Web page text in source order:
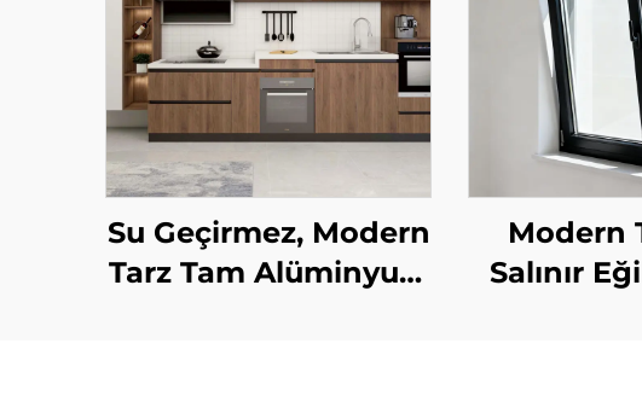
Su Geçirmez, Modern
Tarz Tam Alüminyum
Modern
Salınır